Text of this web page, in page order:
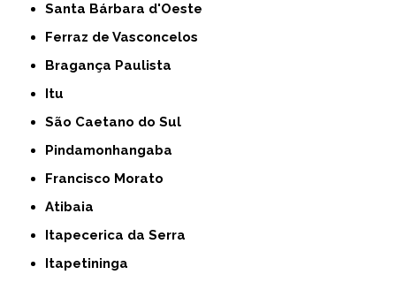
Santa Bárbara d'Oeste
Ferraz de Vasconcelos
Bragança Paulista
Itu
São Caetano do Sul
Pindamonhangaba
Francisco Morato
Atibaia
Itapecerica da Serra
Itapetininga